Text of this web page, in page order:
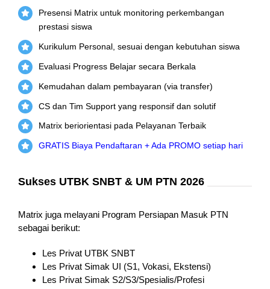
Presensi Matrix untuk monitoring perkembangan
prestasi siswa
Kurikulum Personal, sesuai dengan kebutuhan siswa
Evaluasi Progress Belajar secara Berkala
Kemudahan dalam pembayaran (via transfer)
CS dan Tim Support yang responsif dan solutif
Matrix beriorientasi pada Pelayanan Terbaik
GRATIS Biaya Pendaftaran + Ada PROMO setiap hari
Sukses UTBK SNBT & UM PTN 2026
Matrix juga melayani Program Persiapan Masuk PTN
sebagai berikut:
Les Privat UTBK SNBT
Les Privat Simak UI (S1, Vokasi, Ekstensi)
Les Privat Simak S2/S3/Spesialis/Profesi